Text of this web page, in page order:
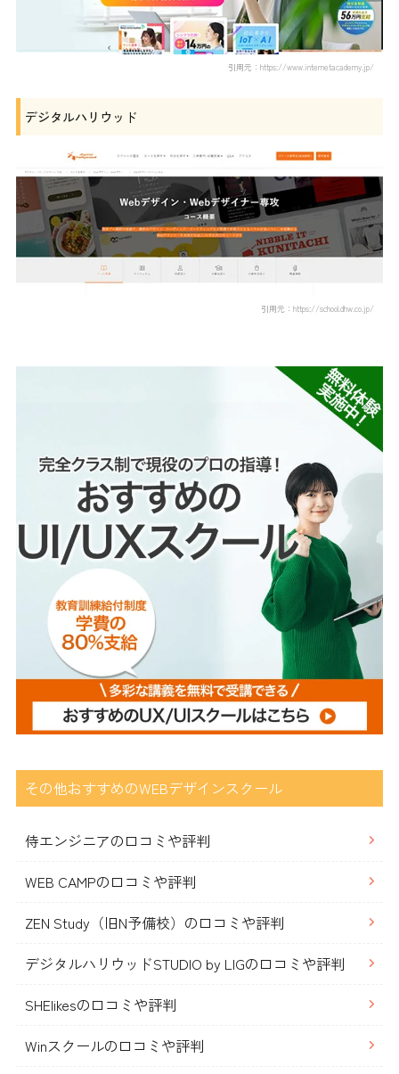
引用元：https://www.internetacademy.jp/
デジタルハリウッド
引用元：https://school.dhw.co.jp/
その他おすすめのWEBデザインスクール
侍エンジニアの口コミや評判
WEB CAMPの口コミや評判
ZEN Study（旧N予備校）の口コミや評判
デジタルハリウッドSTUDIO by LIGの口コミや評判
SHElikesの口コミや評判
Winスクールの口コミや評判